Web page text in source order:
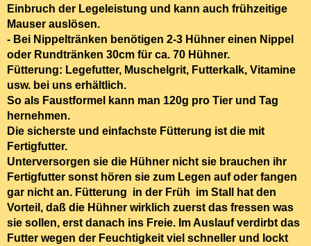
Einbruch der Legeleistung und kann auch frühzeitige
Mauser auslösen.
- Bei Nippeltränken benötigen 2-3 Hühner einen Nippel
oder Rundtränken 30cm für ca. 70 Hühner.
Fütterung: Legefutter, Muschelgrit, Futterkalk, Vitamine
usw. bei uns erhältlich.
So als Faustformel kann man 120g pro Tier und Tag
hernehmen.
Die sicherste und einfachste Fütterung ist die mit
Fertigfutter.
Unterversorgen sie die Hühner nicht sie brauchen ihr
Fertigfutter sonst hören sie zum Legen aufoder fangen
gar nicht an. Fütterung in der Früh im Stall
hat den
Vorteil, daß die Hühner wirklich zuerst das fressen was
sie sollen, erst danach ins Freie. Im Auslauf verdirbt das
Futter wegen der Feuchtigkeit viel schneller und lockt